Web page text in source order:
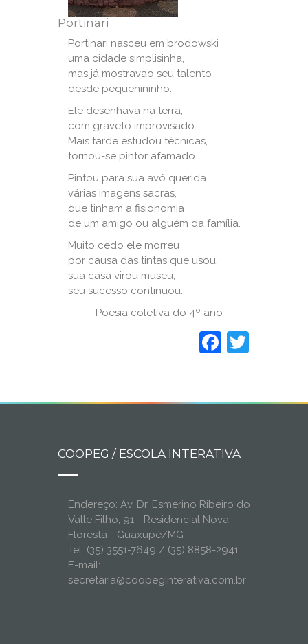
Portinari
Portinari nasceu em brodowski
uma cidade simplisinha,
mas já mostravao seu talento
desde pequenininho.
Ele desenhava na terra,
com graveto improvisado.
Mais tarde estudou técnicas,
tornou-se pintor afamado.
Pintou para sua avó querida
várias imagens sacras,
que tinham a fisionomia
de um amigo ou alguém da família.
Muito cedo ele morreu
por causa das tintas que usou.
sua casa virou museu,
seu sucesso continuou.
Poesia coletiva do 4º ano
COOPEG / ESCOLA INTERATIVA
Endereço: Av. Dr. Esmerino Ribeiro do
Valle Filho, 91 - Residencial Nova
Floresta - Guaxupé/MG
Tel: (35) 3551-7649 / (35) 8858-2941
E-mail:
secretaria@coopeginterativa.com.br